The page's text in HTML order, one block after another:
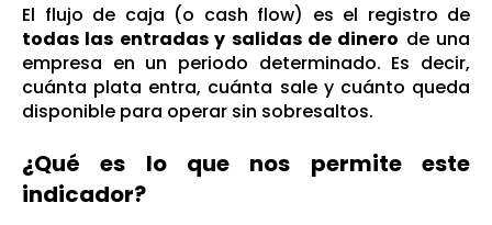
El flujo de caja (o cash flow) es el registro de
todas las entradas y salidas de dinero de una
empresa en un periodo determinado. Es decir,
cuánta plata entra, cuánta sale y cuánto queda
disponible para operar sin sobresaltos.
¿Qué es lo que nos permite este
indicador?